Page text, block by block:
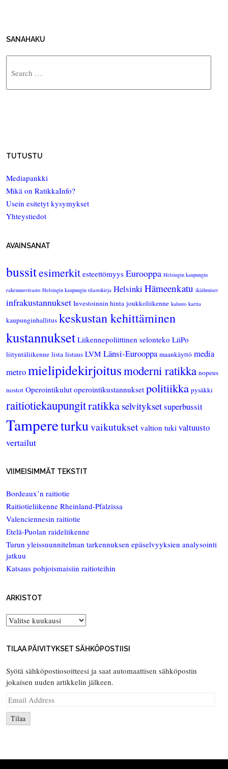
SANAHAKU
TUTUSTU
Mediapankki
Mikä on RatikkaInfo?
Usein esitetyt kysymykset
Yhteystiedot
AVAINSANAT
bussitesimerkit esteettömyys Eurooppa Helsingin kaupungin
rakennusvirasto Helsingin kaupungin tilastokirja Helsinki Hämeenkatu ikäihmiset
infrakustannukset Investoinnin hinta joukkoliikenne kalusto kartta
kaupunginhallitus keskustan kehittäminen
kustannukset Liikennepoliittinen selonteko LiiPo
liityntäliikenne lista listaus LVM Länsi-Eurooppa maankäyttö media
metromielipidekirjoitusmoderni ratikka nopeus
nostot Operointikulut operointikustannukset politiikka pysäkki
raitiotiekaupungitratikka selvityksetsuperbussit
Tampereturkuvaikutukset valtion tuki valtuusto
vertailut
VIIMEISIMMÄT TEKSTIT
Bordeaux’n raitiotie
Raitiotieliikenne Rheinland-Pfalzissa
Valenciennesin raitiotie
Etelä-Puolan raideliikenne
Turun yleissuunnitelman tarkennuksen epäselvyyksien analysointi
jatkuu
Katsaus pohjoismaisiin raitioteihin
ARKISTOT
Arkistot
TILAA PÄIVITYKSET SÄHKÖPOSTIISI
Syötä sähköpostiosoitteesi ja saat automaattisen sähköpostin
jokaisen uuden artikkelin jälkeen.
Email
Tilaa